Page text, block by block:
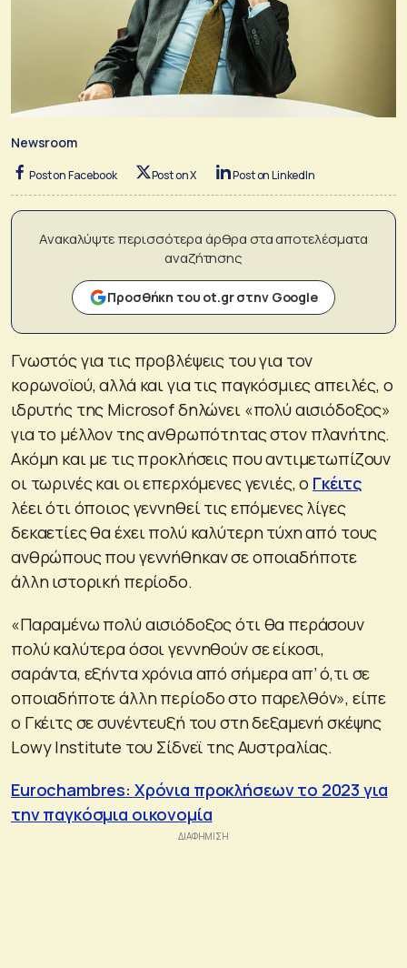
Newsroom
Post on Facebook Post on X Post on LinkedIn
Ανακαλύψτε περισσότερα άρθρα στα αποτελέσματα
αναζήτησης
Προσθήκη του ot.gr στην Google
Γνωστός για τις προβλέψεις του για τον
κορωνοϊού, αλλά και για τις παγκόσμιες απειλές, ο
ιδρυτής της Microsof δηλώνει «πολύ αισιόδοξος»
για το μέλλον της ανθρωπότητας στον πλανήτης.
Ακόμη και με τις προκλήσεις που αντιμετωπίζουν
οι τωρινές και οι επερχόμενες γενιές, ο Γκέιτς
λέει ότι όποιος γεννηθεί τις επόμενες λίγες
δεκαετίες θα έχει πολύ καλύτερη τύχη από τους
ανθρώπους που γεννήθηκαν σε οποιαδήποτε
άλλη ιστορική περίοδο.
«Παραμένω πολύ αισιόδοξος ότι θα περάσουν
πολύ καλύτερα όσοι γεννηθούν σε είκοσι,
σαράντα, εξήντα χρόνια από σήμερα απ’ ό,τι σε
οποιαδήποτε άλλη περίοδο στο παρελθόν», είπε
ο Γκέιτς σε συνέντευξή του στη δεξαμενή σκέψης
Lowy Institute του Σίδνεϊ της Αυστραλίας.
Eurochambres: Χρόνια προκλήσεων το 2023 για
την παγκόσμια οικονομία